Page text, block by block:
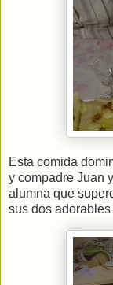
Esta comida
y compadre Juan
alumna que
sus dos